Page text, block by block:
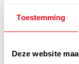
Toestemming
Deze website